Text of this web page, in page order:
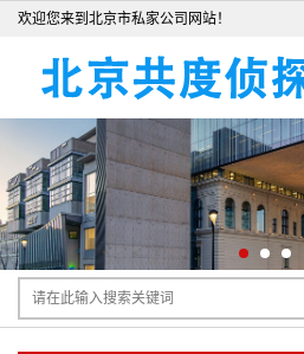
欢迎您来到北京市私家公司网站！